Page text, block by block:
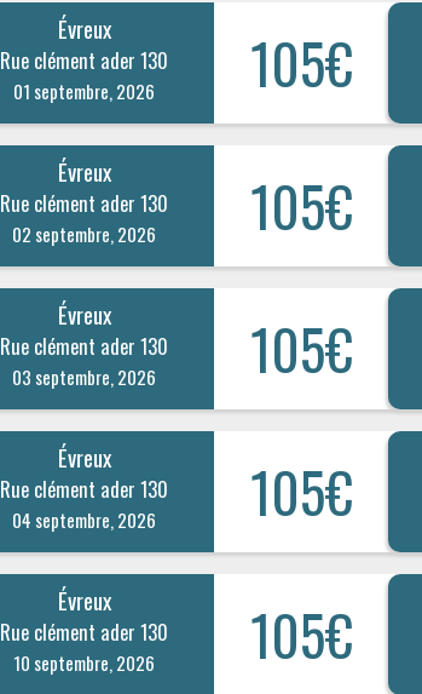
Évreux
Rue clément ader 130
01 septembre, 2026 105€
Évreux
Rue clément ader 130
02 septembre, 2026 105€
Évreux
Rue clément ader 130
03 septembre, 2026 105€
Évreux
Rue clément ader 130
04 septembre, 2026 105€
Évreux
Rue clément ader 130
10 septembre, 2026 105€